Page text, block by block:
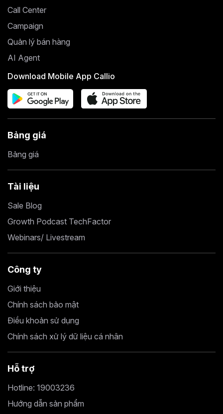
Call Center
Campaign
Quản lý bán hàng
AI Agent
Download Mobile App Callio
Bảng giá
Bảng giá
Tài liệu
Sale Blog
Growth Podcast TechFactor
Webinars/ Livestream
Công ty
Giới thiệu
Chính sách bảo mật
Điều khoản sử dụng
Chính sách xử lý dữ liệu cá nhân
Hỗ trợ
Hotline: 19003236
Hướng dẫn sản phẩm